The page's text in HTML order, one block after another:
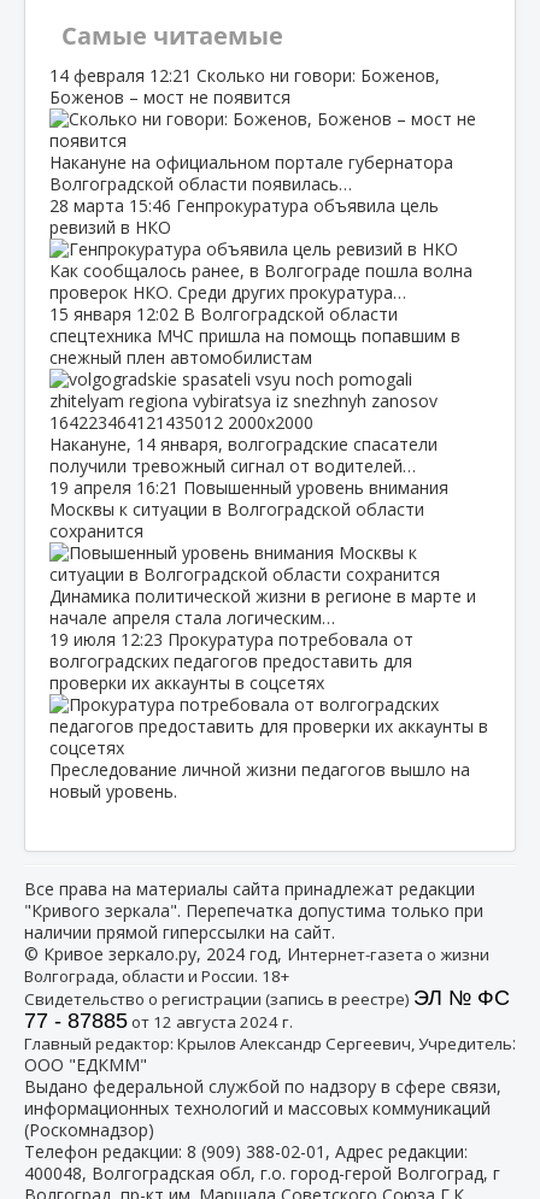
Самые читаемые
14 февраля 12:21 Сколько ни говори: Боженов,
Боженов – мост не появится
Накануне на официальном портале губернатора
Волгоградской области появилась…
28 марта 15:46 Генпрокуратура объявила цель
ревизий в НКО
Как сообщалось ранее, в Волгограде пошла волна
проверок НКО. Среди других прокуратура…
15 января 12:02 В Волгоградской области
спецтехника МЧС пришла на помощь попавшим в
снежный плен автомобилистам
Накануне, 14 января, волгоградские спасатели
получили тревожный сигнал от водителей…
19 апреля 16:21 Повышенный уровень внимания
Москвы к ситуации в Волгоградской области
сохранится
Динамика политической жизни в регионе в марте и
начале апреля стала логическим…
19 июля 12:23 Прокуратура потребовала от
волгоградских педагогов предоставить для
проверки их аккаунты в соцсетях
Преследование личной жизни педагогов вышло на
новый уровень.
Все права на материалы сайта принадлежат редакции
"Кривого зеркала". Перепечатка допустима только при
наличии прямой гиперссылки на сайт.
© Кривое зеркало.ру, 2024 год, Интернет-газета о жизни
Волгограда, области и России. 18+
Свидетельство о регистрации (запись в реестре) ЭЛ № ФС
77 - 87885от 12 августа 2024 г.
Главный редактор: Крылов Александр Сергеевич, Учредитель:
ООО "ЕДКММ"
Выдано федеральной службой по надзору в сфере связи,
информационных технологий и массовых коммуникаций
(Роскомнадзор)
Телефон редакции: 8 (909) 388-02-01 , Адрес редакции:
400048, Волгоградская обл, г.о. город-герой Волгоград, г